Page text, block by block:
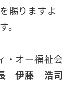
賜りますよ
。
・オー福祉会
伊藤 浩司